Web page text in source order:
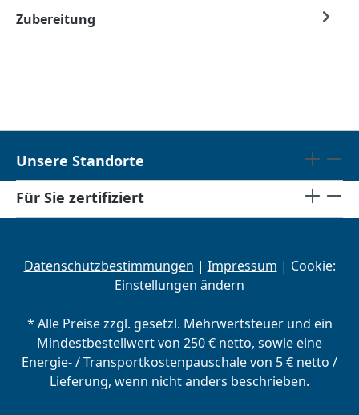
Zubereitung
Unsere Standorte
Für Sie zertifiziert
Datenschutzbestimmungen | Impressum | Cookie:
Einstellungen ändern
* Alle Preise zzgl. gesetzl. Mehrwertsteuer und ein
Mindestbestellwert von 250 € netto, sowie eine
Energie- / Transportkostenpauschale von 5 € netto /
Lieferung, wenn nicht anders beschrieben.